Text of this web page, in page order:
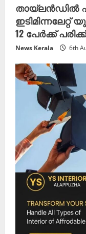
തായ്‌ലൻഡിൽ
ഇടിമിന്നലേറ്റ്
12 പേർക്ക് പരിക്ക്
News Kerala 6th